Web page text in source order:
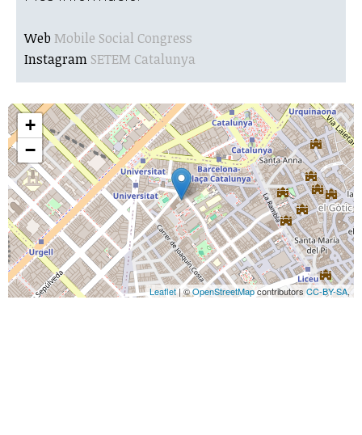
Web Mobile Social Congress
Instagram SETEM Catalunya
+
−
Leaflet| ©OpenStreetMapcontributors CC-BY-SA,